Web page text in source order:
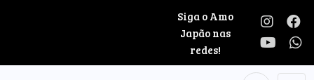
Siga o Amo
Japão nas
redes!